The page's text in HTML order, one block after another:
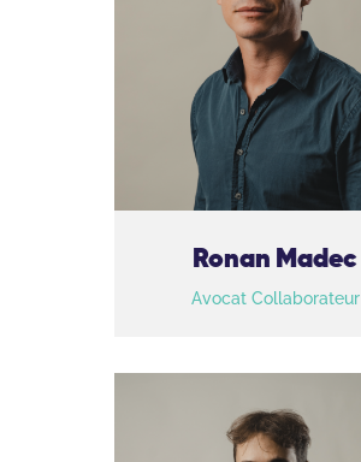
Ronan Madec
Avocat Collaborateur